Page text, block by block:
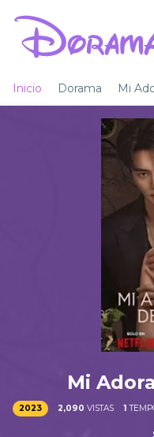
Inicio Dorama Mi
Mi
2023 2,090 VISTAS 1